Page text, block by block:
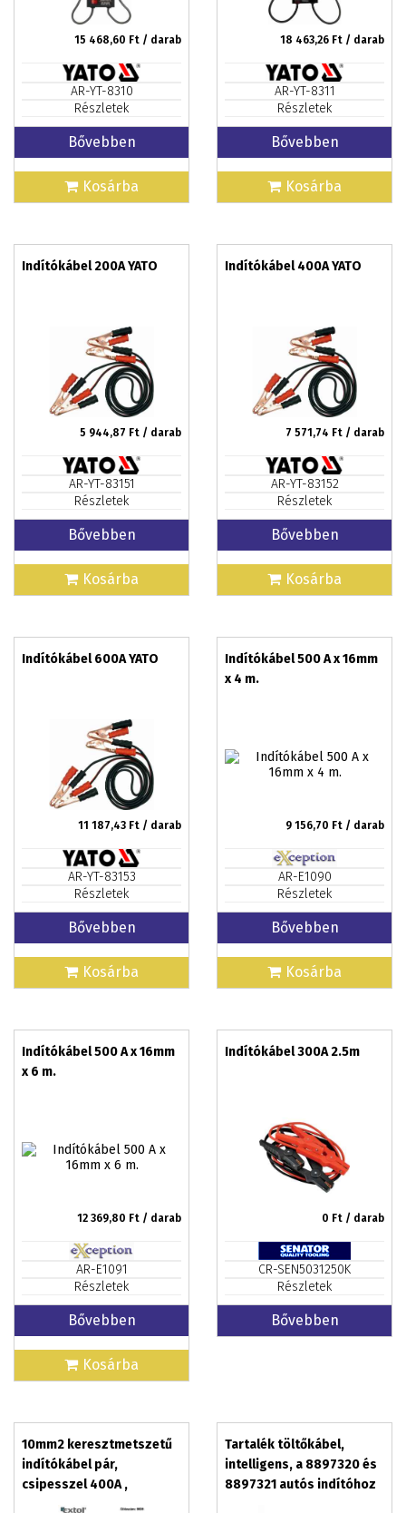
15 468,60 Ft / darab
AR-YT-8310
Részletek
Bővebben
Kosárba
18 463,26 Ft / darab
AR-YT-8311
Részletek
Bővebben
Kosárba
Indítókábel 200A YATO
5 944,87 Ft / darab
AR-YT-83151
Részletek
Bővebben
Kosárba
Indítókábel 400A YATO
7 571,74 Ft / darab
AR-YT-83152
Részletek
Bővebben
Kosárba
Indítókábel 600A YATO
11 187,43 Ft / darab
AR-YT-83153
Részletek
Bővebben
Kosárba
Indítókábel 500 A x 16mm
x 4 m.
9 156,70 Ft / darab
AR-E1090
Részletek
Bővebben
Kosárba
Indítókábel 500 A x 16mm
x 6 m.
12 369,80 Ft / darab
AR-E1091
Részletek
Bővebben
Kosárba
Indítókábel 300A 2.5m
0 Ft / darab
CR-SEN5031250K
Részletek
Bővebben
10mm2 keresztmetszetű
indítókábel pár,
csipesszel 400A ,
kábelhossz: 3,5m, átmérő:
Tartalék töltőkábel,
intelligens, a 8897320 és
8897321 autós indítóhoz